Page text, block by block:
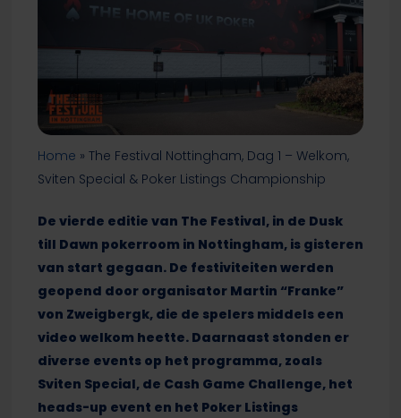
Home » The Festival Nottingham, Dag 1 – Welkom,
Sviten Special & Poker Listings Championship
De vierde editie van The Festival, in de Dusk
till Dawn pokerroom in Nottingham, is gisteren
van start gegaan. De festiviteiten werden
geopend door organisator Martin “Franke”
von Zweigbergk, die de spelers middels een
video welkom heette. Daarnaast stonden er
diverse events op het programma, zoals
Sviten Special, de Cash Game Challenge, het
heads-up event en het Poker Listings